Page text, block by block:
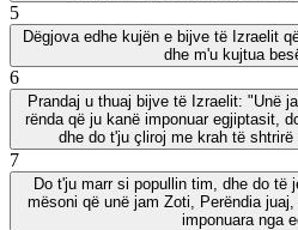
5
Dëgjova edhe kujën e bijve të Izraelit
dhe m'u kujtua
6
Prandaj u thuaj bijve të Izraelit: "Unë
rënda që ju kanë imponuar egjiptasit,
dhe do t'ju çliroj me krah të shtrirë
7
Do t'ju marr si popullin tim, dhe do të
mësoni që unë jam Zoti, Perëndia
imponuara nga